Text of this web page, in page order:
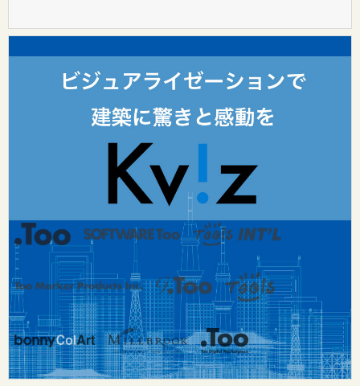
リクルート
Tooグループのご案内
dsurf-info@too.co.jp